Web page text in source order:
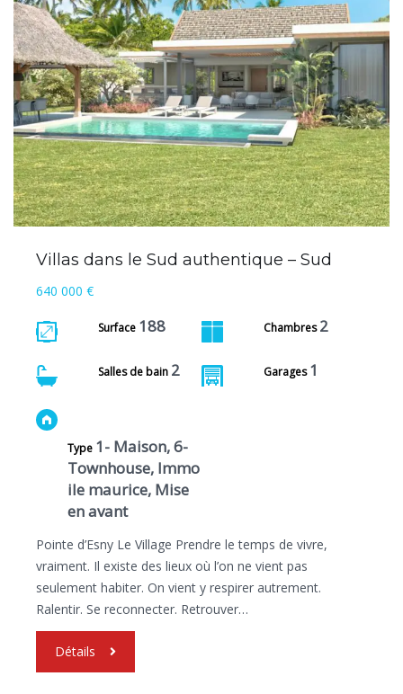
Villas dans le Sud authentique – Sud
640 000 €
Surface 188 Chambres 2
Salles de bain 2 Garages 1
Type 1- Maison, 6-
Townhouse, Immo
ile maurice, Mise
en avant
Pointe d’Esny Le Village Prendre le temps de vivre,
vraiment. Il existe des lieux où l’on ne vient pas
seulement habiter. On vient y respirer autrement.
Ralentir. Se reconnecter. Retrouver…
Détails